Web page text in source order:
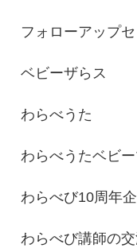
フォローアップ
ベビーザらス
わらべうた
わらべうたベビ
わらべび10周年
わらべび講師の